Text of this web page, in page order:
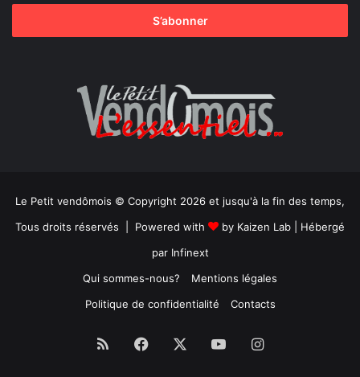
Le Petit vendômois © Copyright 2026 et jusqu'à la fin des temps,
Tous droits réservés | Powered with
by Kaizen Lab | Hébergé
par Infinext
Qui sommes-nous?
Mentions légales
Politique de confidentialité
Contacts
RSS Facebook YouTubeInstagram